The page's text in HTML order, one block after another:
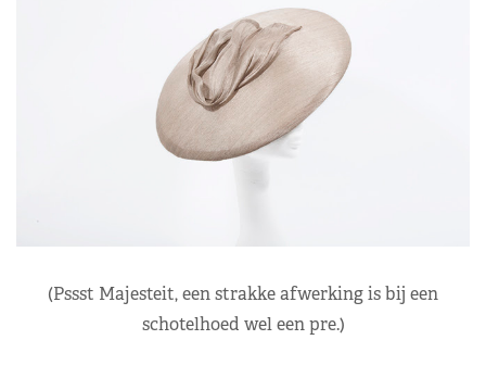
(Pssst Majesteit, een strakke afwerking is bij een
schotelhoed wel een pre.)